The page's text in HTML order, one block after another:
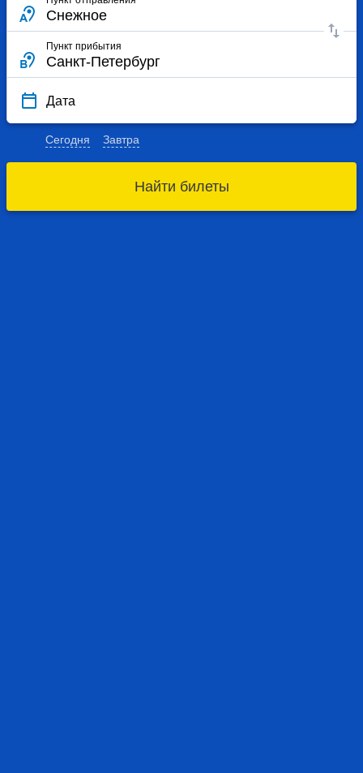
Пункт прибытия
Дата
Сегодня Завтра
Найти билеты